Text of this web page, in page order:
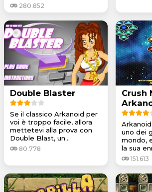
280.852
Double Blaster
Se il classico Arkanoid per
voi è troppo facile, allora
mettetevi alla prova con
Double Blast, un...
80.778
Crush
uno dei
mondo,
la sua
151.613